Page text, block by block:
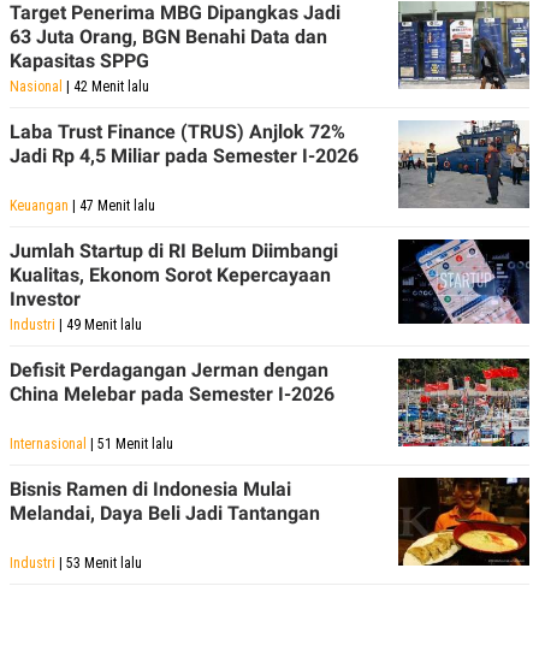
Target Penerima MBG Dipangkas Jadi
63 Juta Orang, BGN Benahi Data dan
Kapasitas SPPG
Nasional | 42 Menit lalu
Laba Trust Finance (TRUS) Anjlok 72%
Jadi Rp 4,5 Miliar pada Semester I-2026
Keuangan | 47 Menit lalu
Jumlah Startup di RI Belum Diimbangi
Kualitas, Ekonom Sorot Kepercayaan
Investor
Industri | 49 Menit lalu
Defisit Perdagangan Jerman dengan
China Melebar pada Semester I-2026
Internasional | 51 Menit lalu
Bisnis Ramen di Indonesia Mulai
Melandai, Daya Beli Jadi Tantangan
Industri | 53 Menit lalu